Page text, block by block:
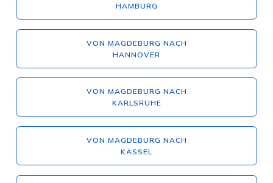
HAMBURG
VON MAGDEBURG NACH
HANNOVER
VON MAGDEBURG NACH
KARLSRUHE
VON MAGDEBURG NACH
KASSEL